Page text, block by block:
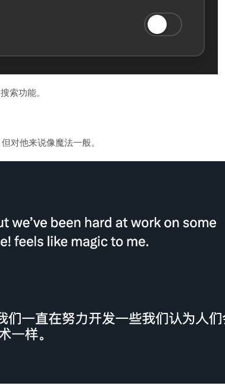
索功能。
对他来说像魔法一般。